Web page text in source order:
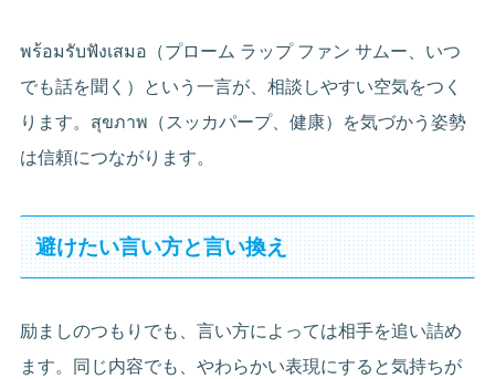
พร้อมรับฟังเสมอ（プローム ラップ ファン サムー、いつ
でも話を聞く）という一言が、相談しやすい空気をつく
ります。สุขภาพ（スッカパープ、健康）を気づかう姿勢
は信頼につながります。
避けたい言い方と言い換え
励ましのつもりでも、言い方によっては相手を追い詰め
ます。同じ内容でも、やわらかい表現にすると気持ちが